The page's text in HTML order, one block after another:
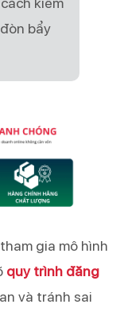
bẩy
gia mô hình
quy trình đăng
và tránh sai